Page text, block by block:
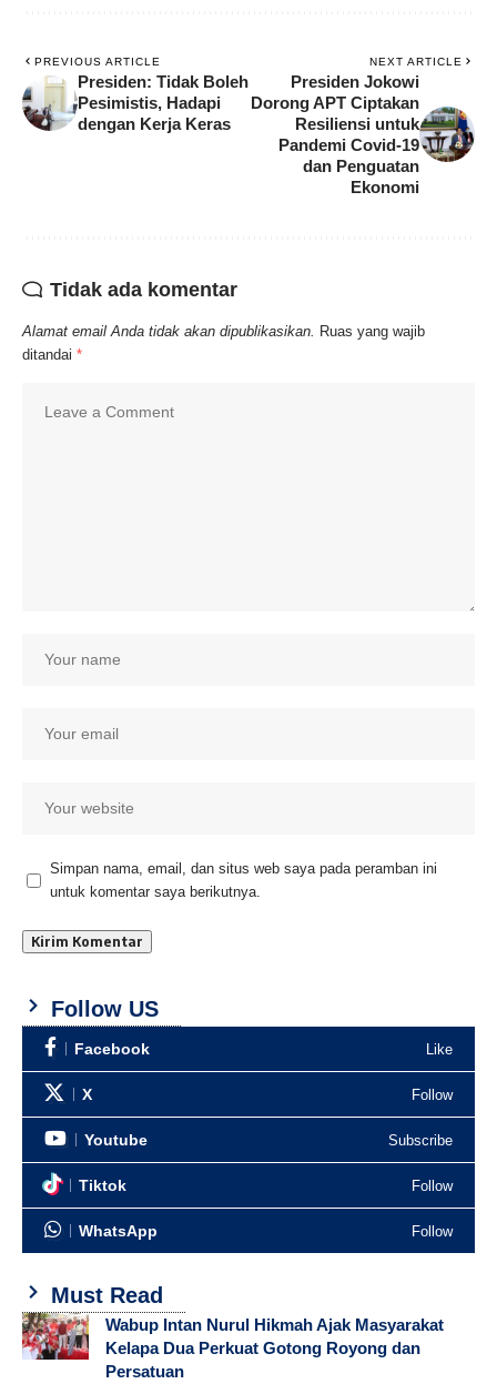
PREVIOUS ARTICLE
Presiden: Tidak Boleh
Pesimistis, Hadapi
dengan Kerja Keras
NEXT ARTICLE
Presiden Jokowi
Dorong APT Ciptakan
Resiliensi untuk
Pandemi Covid-19
dan Penguatan
Ekonomi
Tidak ada komentar
Alamat email Anda tidak akan dipublikasikan. Ruas yang wajib
ditandai *
Simpan nama, email, dan situs web saya pada peramban ini
untuk komentar saya berikutnya.
Follow US
Facebook Like
X Follow
Youtube Subscribe
Tiktok Follow
WhatsApp Follow
Must Read
Wabup Intan Nurul Hikmah Ajak Masyarakat
Kelapa Dua Perkuat Gotong Royong dan
Persatuan